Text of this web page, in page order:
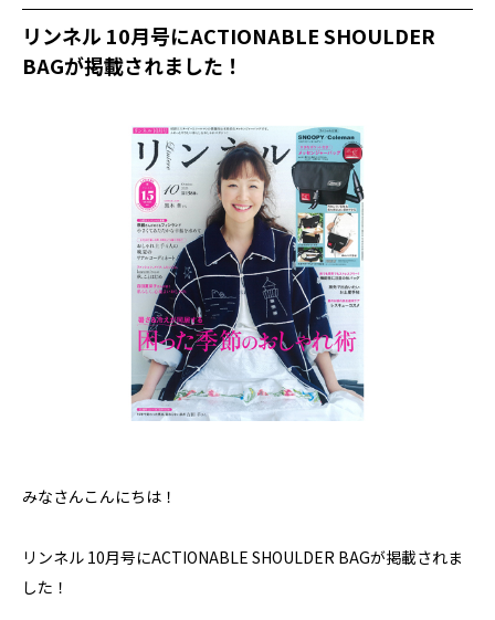
リンネル 10月号にACTIONABLE SHOULDER
BAGが掲載されました！
みなさんこんにちは！
リンネル 10月号にACTIONABLE SHOULDER BAGが掲載されま
した！